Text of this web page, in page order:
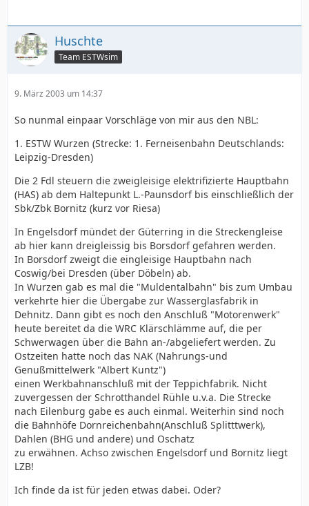
Huschte
Team ESTWsim
9. März 2003 um 14:37
So nunmal einpaar Vorschläge von mir aus den NBL:
1. ESTW Wurzen (Strecke: 1. Ferneisenbahn Deutschlands:
Leipzig-Dresden)
Die 2 Fdl steuern die zweigleisige elektrifizierte Hauptbahn
(HAS) ab dem Haltepunkt L.-Paunsdorf bis einschließlich der
Sbk/Zbk Bornitz (kurz vor Riesa)
In Engelsdorf mündet der Güterring in die Streckengleise
ab hier kann dreigleissig bis Borsdorf gefahren werden.
In Borsdorf zweigt die eingleisige Hauptbahn nach
Coswig/bei Dresden (über Döbeln) ab.
In Wurzen gab es mal die "Muldentalbahn" bis zum Umbau
verkehrte hier die Übergabe zur Wasserglasfabrik in
Dehnitz. Dann gibt es noch den Anschluß "Motorenwerk"
heute bereitet da die WRC Klärschlämme auf, die per
Schwerwagen über die Bahn an-/abgeliefert werden. Zu
Ostzeiten hatte noch das NAK (Nahrungs-und
Genußmittelwerk "Albert Kuntz")
einen Werkbahnanschluß mit der Teppichfabrik. Nicht
zuvergessen der Schrotthandel Rühle u.v.a. Die Strecke
nach Eilenburg gabe es auch einmal. Weiterhin sind noch
die Bahnhöfe Dornreichenbahn(Anschluß Splitttwerk),
Dahlen (BHG und andere) und Oschatz
zu erwähnen. Achso zwischen Engelsdorf und Bornitz liegt
LZB!
Ich finde da ist für jeden etwas dabei. Oder?